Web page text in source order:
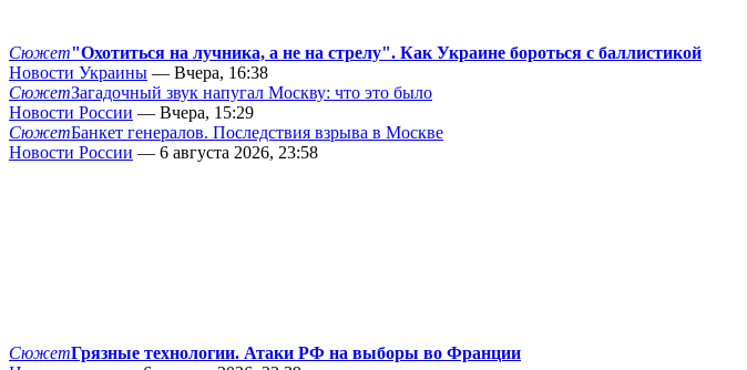
Сюжет"Охотиться на лучника, а не на стрелу". Как Украине бороться с баллистикой
Новости Украины — Вчера, 16:38
СюжетЗагадочный звук напугал Москву: что это было
Новости России — Вчера, 15:29
СюжетБанкет генералов. Последствия взрыва в Москве
Новости России — 6 августа 2026, 23:58
СюжетГрязные технологии. Атаки РФ на выборы во Франции